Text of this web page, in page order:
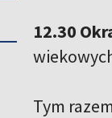
12.30
Tym